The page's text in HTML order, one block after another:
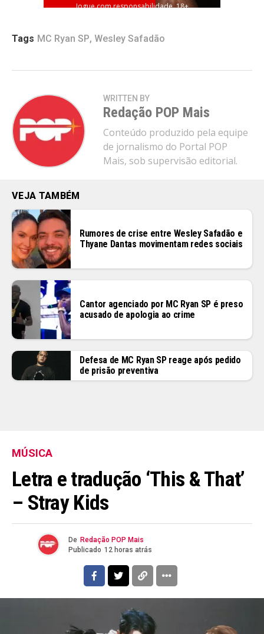
Jogue com responsabilidade. 18+
Tags MC Ryan SP, Wesley Safadão
WRITTEN BY
Redação POP Mais
Conteúdo produzido pela equipe
de jornalismo do Portal POP
Mais, sob supervisão editorial.
VEJA TAMBÉM
Rumores de crise entre Wesley Safadão e
Thyane Dantas movimentam redes sociais
Cantor agenciado por MC Ryan SP é preso
acusado de apologia ao crime
Defesa de MC Ryan SP reage após pedido
de prisão preventiva
MÚSICA
Letra e tradução ‘This & That’
– Stray Kids
De Redação POP Mais
Publicado 12 horas atrás